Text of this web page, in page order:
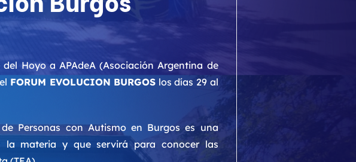
Hoyo a APAdeA (Asociación Argentina de
FORUM EVOLUCION BURGOS los días 29 al
Personas con Autismo en Burgos es una
la materia y que servirá para conocer las